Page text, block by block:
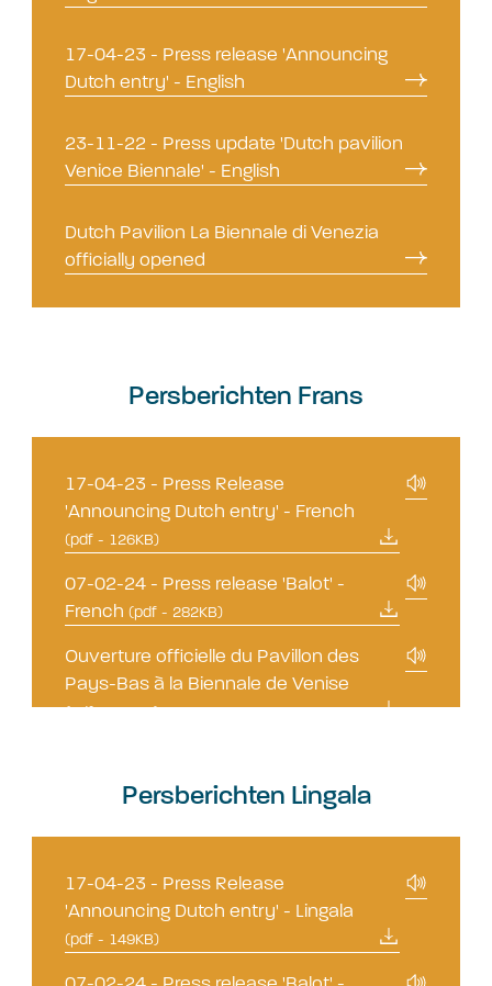
17-04-23 - Press release 'Announcing
Dutch entry' - English
23-11-22 - Press update 'Dutch pavilion
Venice Biennale' - English
Dutch Pavilion La Biennale di Venezia
officially opened
Persberichten Frans
17-04-23 - Press Release
'Announcing Dutch entry' - French
(pdf - 126KB)
07-02-24 - Press release 'Balot' -
French (pdf - 282KB)
Ouverture officielle du Pavillon des
Pays-Bas à la Biennale de Venise
(pdf - 437KB)
Persberichten Lingala
17-04-23 - Press Release
'Announcing Dutch entry' - Lingala
(pdf - 149KB)